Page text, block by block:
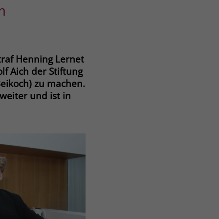
Henning Lernet
Aich der Stiftung
zu machen.
und ist in